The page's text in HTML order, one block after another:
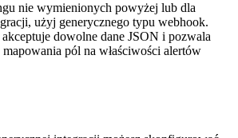
nie wymienionych powyżej lub dla
użyj generycznego typu webhook.
dowolne dane JSON i pozwala
pól na właściwości alertów